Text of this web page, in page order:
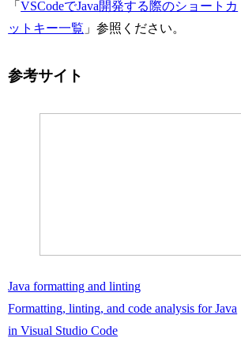
「VSCodeでJava開発する際のショートカ
ットキー一覧 」参照ください。
参考サイト
Java formatting and linting
Formatting, linting, and code analysis for Java
in Visual Studio Code